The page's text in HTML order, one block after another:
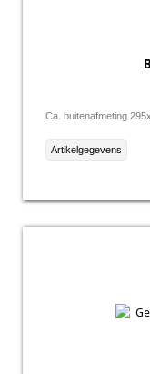
Ca. buitenafmeting
Artikelgegevens